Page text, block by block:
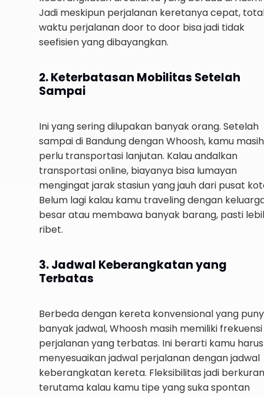
Jadi meskipun perjalanan keretanya cepat,
waktu perjalanan door to door bisa jadi tidak
seefisien yang dibayangkan.
2. Keterbatasan Mobilitas Setelah
Sampai
Ini yang sering dilupakan banyak orang. Setelah
sampai di Bandung dengan Whoosh, kamu masih
perlu transportasi lanjutan. Kalau andalkan
transportasi online, biayanya bisa lumayan
mengingat jarak stasiun yang jauh dari pusat
Belum lagi kalau kamu traveling dengan
besar atau membawa banyak barang, pasti
ribet.
3. Jadwal Keberangkatan yang
Terbatas
Berbeda dengan kereta konvensional yang
banyak jadwal, Whoosh masih memiliki frekuensi
perjalanan yang terbatas. Ini berarti kamu harus
menyesuaikan jadwal perjalanan dengan jadwal
keberangkatan kereta. Fleksibilitas jadi
terutama kalau kamu tipe yang suka spontan